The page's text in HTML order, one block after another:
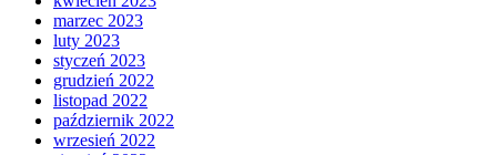
marzec 2023
luty 2023
styczeń 2023
grudzień 2022
listopad 2022
październik 2022
wrzesień 2022